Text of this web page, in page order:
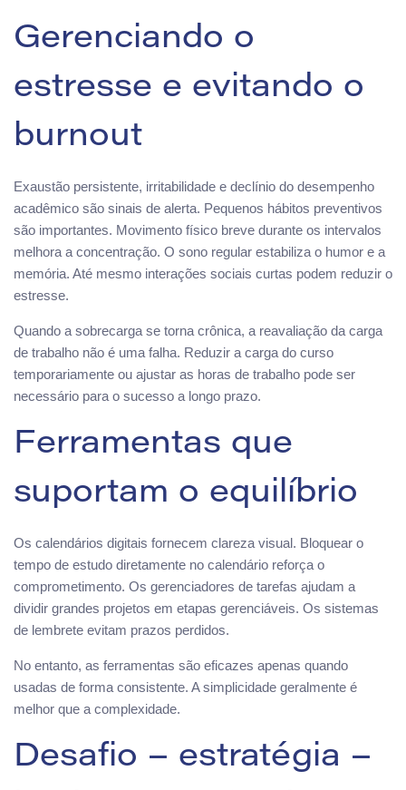
Gerenciando o
estresse e evitando o
burnout
Exaustão persistente, irritabilidade e declínio do desempenho
acadêmico são sinais de alerta. Pequenos hábitos preventivos
são importantes. Movimento físico breve durante os intervalos
melhora a concentração. O sono regular estabiliza o humor e a
memória. Até mesmo interações sociais curtas podem reduzir o
estresse.
Quando a sobrecarga se torna crônica, a reavaliação da carga
de trabalho não é uma falha. Reduzir a carga do curso
temporariamente ou ajustar as horas de trabalho pode ser
necessário para o sucesso a longo prazo.
Ferramentas que
suportam o equilíbrio
Os calendários digitais fornecem clareza visual. Bloquear o
tempo de estudo diretamente no calendário reforça o
comprometimento. Os gerenciadores de tarefas ajudam a
dividir grandes projetos em etapas gerenciáveis. Os sistemas
de lembrete evitam prazos perdidos.
No entanto, as ferramentas são eficazes apenas quando
usadas de forma consistente. A simplicidade geralmente é
melhor que a complexidade.
Desafio – estratégia –